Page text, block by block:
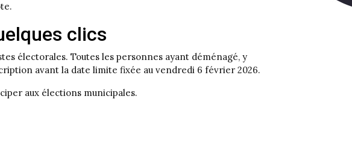
clics
électorales. Toutes les personnes ayant déménagé, y
avant la date limite fixée au vendredi 6 février 2026.
aux élections municipales.